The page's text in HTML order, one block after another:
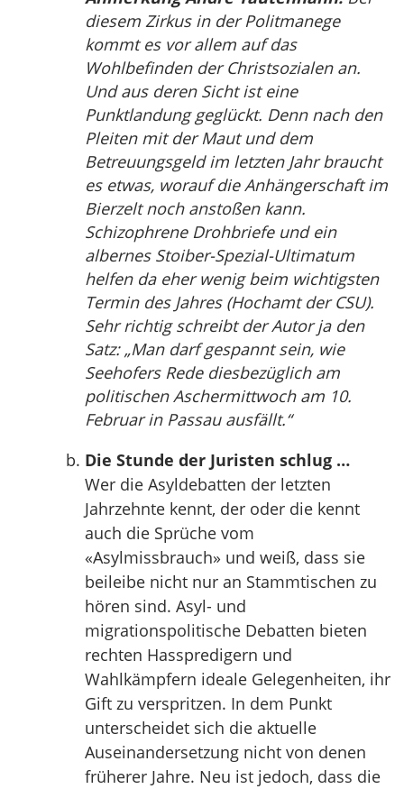
diesem Zirkus in der Politmanege
kommt es vor allem auf das
Wohlbefinden der Christsozialen an.
Und aus deren Sicht ist eine
Punktlandung geglückt. Denn nach den
Pleiten mit der Maut und dem
Betreuungsgeld im letzten Jahr braucht
es etwas, worauf die Anhängerschaft im
Bierzelt noch anstoßen kann.
Schizophrene Drohbriefe und ein
albernes Stoiber-Spezial-Ultimatum
helfen da eher wenig beim wichtigsten
Termin des Jahres (Hochamt der CSU).
Sehr richtig schreibt der Autor ja den
Satz: „Man darf gespannt sein, wie
Seehofers Rede diesbezüglich am
politischen Aschermittwoch am 10.
Februar in Passau ausfällt.“
Die Stunde der Juristen schlug …
Wer die Asyldebatten der letzten
Jahrzehnte kennt, der oder die kennt
auch die Sprüche vom
«Asylmissbrauch» und weiß, dass sie
beileibe nicht nur an Stammtischen zu
hören sind. Asyl- und
migrationspolitische Debatten bieten
rechten Hasspredigern und
Wahlkämpfern ideale Gelegenheiten, ihr
Gift zu verspritzen. In dem Punkt
unterscheidet sich die aktuelle
Auseinandersetzung nicht von denen
früherer Jahre. Neu ist jedoch, dass die